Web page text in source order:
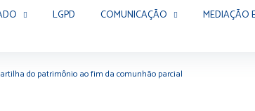
LGPD COMUNICAÇÃO MEDIAÇÃO
do patrimônio ao fim da comunhão parcial